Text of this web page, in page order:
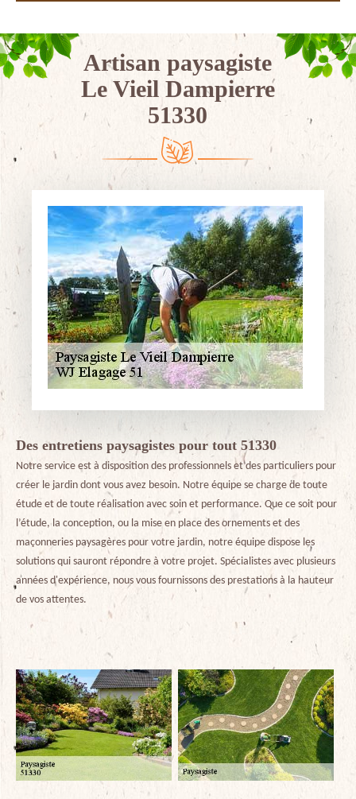
Artisan paysagiste
Le Vieil Dampierre
51330
Des entretiens paysagistes pour tout 51330
Notre service est à disposition des professionnels et des particuliers pour
créer le jardin dont vous avez besoin. Notre équipe se charge de toute
étude et de toute réalisation avec soin et performance. Que ce soit pour
l’étude, la conception, ou la mise en place des ornements et des
maçonneries paysagères pour votre jardin, notre équipe dispose les
solutions qui sauront répondre à votre projet. Spécialistes avec plusieurs
années d'expérience, nous vous fournissons des prestations à la hauteur
de vos attentes.